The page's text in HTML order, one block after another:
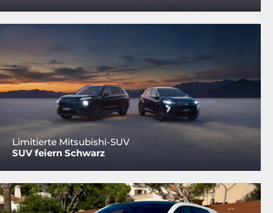
Limitierte Mitsubishi-SUV
SUV feiern Schwarz